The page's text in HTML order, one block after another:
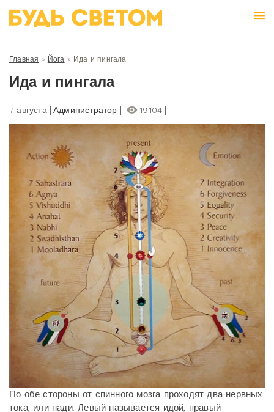
Главная » Йога » Ида и пингала
Ида и пингала
7 августа Администратор 19104
По обе стороны от спинного мозга проходят два нервных
тока, или нади. Левый называется идой, правый —